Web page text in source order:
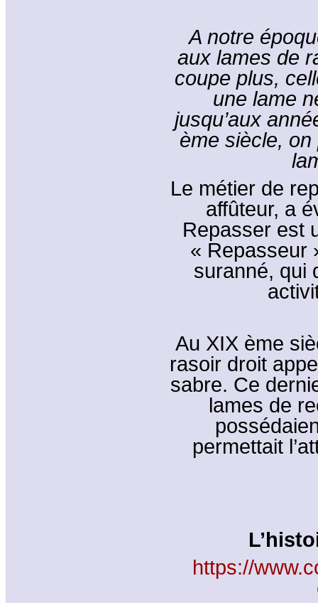
A notre
aux lames de
coupe plus,
une lame
jusqu’aux
ème siècle,
Le métier de
affûteur, a
Repasser est
« Repasseur
suranné, qui
Au XIX ème
rasoir droit
sabre. Ce
lames de
permettait
https://